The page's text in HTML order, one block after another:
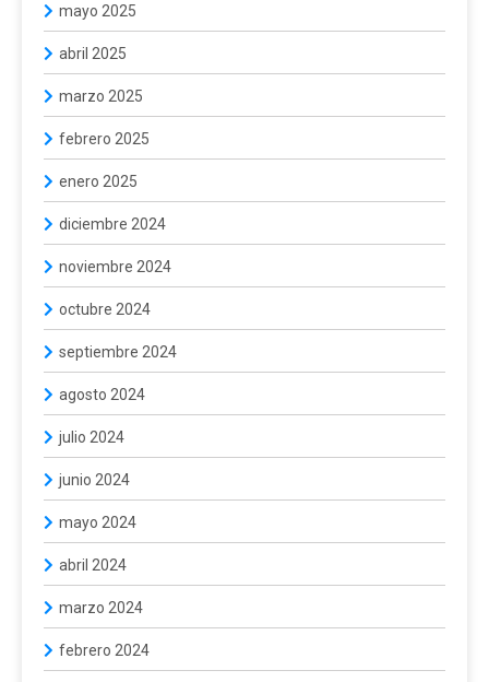
mayo 2025
abril 2025
marzo 2025
febrero 2025
enero 2025
diciembre 2024
noviembre 2024
octubre 2024
septiembre 2024
agosto 2024
julio 2024
junio 2024
mayo 2024
abril 2024
marzo 2024
febrero 2024